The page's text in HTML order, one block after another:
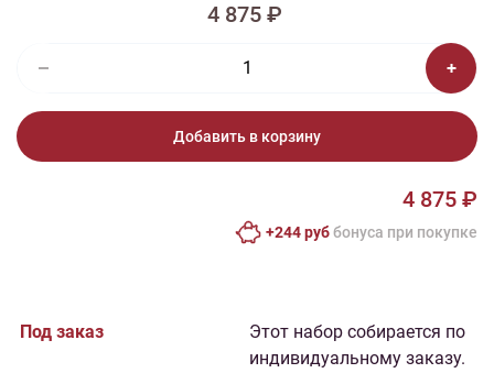
4 875 ₽
Добавить в корзину
4 875 ₽
+244 руббонусa при покупке
Под заказ
Этот набор собирается по
индивидуальному заказу.